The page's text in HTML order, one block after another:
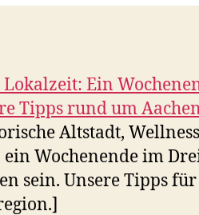
Lokalzeit: Ein
Tipps rund um
Altstadt,
Wochenende im
sein. Unsere Tipps